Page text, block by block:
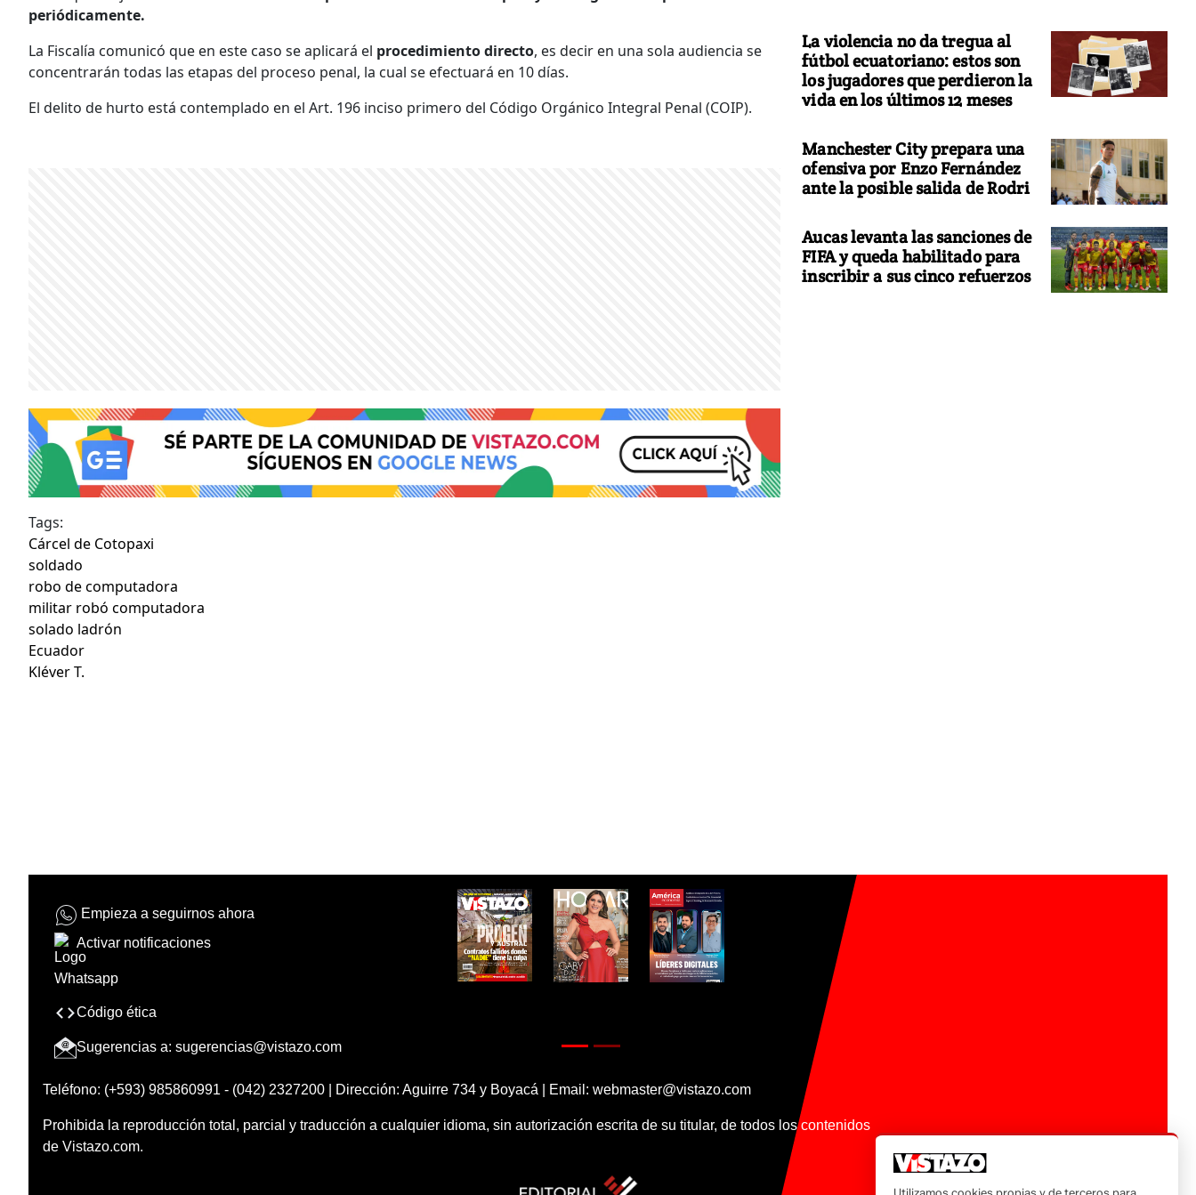
periódicamente.
La Fiscalía comunicó que en este caso se aplicará el procedimiento directo, es decir en una sola audiencia se
concentrarán todas las etapas del proceso penal, la cual se efectuará en 10 días.
El delito de hurto está contemplado en el Art. 196 inciso primero del Código Orgánico Integral Penal (COIP).
Tags:
Cárcel de Cotopaxi
soldado
robo de computadora
militar robó computadora
solado ladrón
Ecuador
Kléver T.
La violencia no da tregua al
fútbol ecuatoriano: estos son
los jugadores que perdieron la
vida en los últimos 12 meses
Manchester City prepara una
ofensiva por Enzo Fernández
ante la posible salida de Rodri
Aucas levanta las sanciones de
FIFA y queda habilitado para
inscribir a sus cinco refuerzos
Empieza a seguirnos ahora
Activar notificaciones
Código ética
Sugerencias a: sugerencias@vistazo.com
Teléfono: (+593) 985860991 - (042) 2327200 | Dirección: Aguirre 734 y Boyacá | Email: webmaster@vistazo.com
Prohibida la reproducción total, parcial y traducción a cualquier idioma, sin autorización escrita de su titular, de todos los contenidos
de Vistazo.com.